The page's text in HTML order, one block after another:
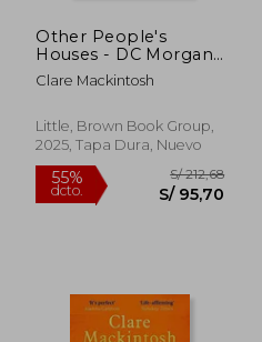
Other People's
Houses - DC Morgan
(en Inglés)
Clare Mackintosh
Little, Brown Book Group,
2025, Tapa Dura, Nuevo